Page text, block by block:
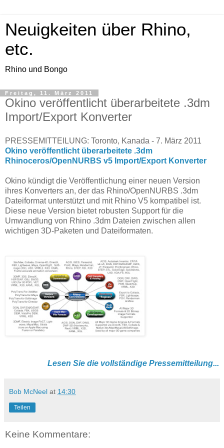
Neuigkeiten über Rhino,
etc.
Rhino und Bongo
Freitag, 11. März 2011
Okino veröffentlicht überarbeitete .3dm
Import/Export Konverter
PRESSEMITTEILUNG: Toronto, Kanada - 7. März 2011
Okino veröffentlicht überarbeitete .3dm
Rhinoceros/OpenNURBS v5 Import/Export Konverter
Okino kündigt die Veröffentlichung einer neuen Version
ihres Konverters an, der das Rhino/OpenNURBS .3dm
Dateiformat unterstützt und mit Rhino V5 kompatibel ist.
Diese neue Version bietet robusten Support für die
Umwandlung von Rhino .3dm Dateien zwischen allen
wichtigen 3D-Paketen und Dateiformaten.
Lesen Sie die vollständige Pressemitteilung...
Bob McNeel at 14:30
Teilen
Keine Kommentare: